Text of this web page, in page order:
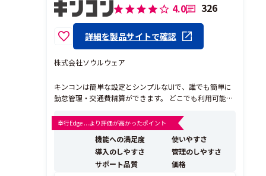
4.0 326
詳細を製品サイトで確認
株式会社ソウルウェア
キンコンは簡単な設定とシンプルなUIで、誰でも簡単に
勤怠管理・交通費精算ができます。 どこでも利用可能な
【直感的なUIで誰でも簡単に利用！】 直感的なUIで簡単
に操作でき、紙やエクセル管理でクラウドツールに不慣
れな方でも簡単にご利用いただけます。 ...
奉行Edge ...より評価が高かったポイント
機能への満足度
使いやすさ
導入のしやすさ
管理のしやすさ
サポート品質
価格